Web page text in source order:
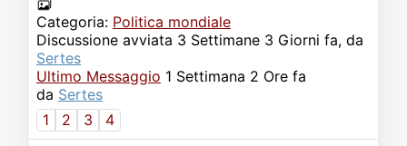
Forum
Categoria: Politica mondiale
Discussione avviata 3 Settimane 3 Giorni fa, da
Sertes
Ultimo Messaggio 1 Settimana 2 Ore fa
da Sertes
1
2 3 4